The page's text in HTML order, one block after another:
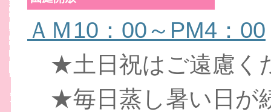
ＡＭ10：00～PM4：00
★土日祝はご遠慮く
★毎日蒸し暑い日が